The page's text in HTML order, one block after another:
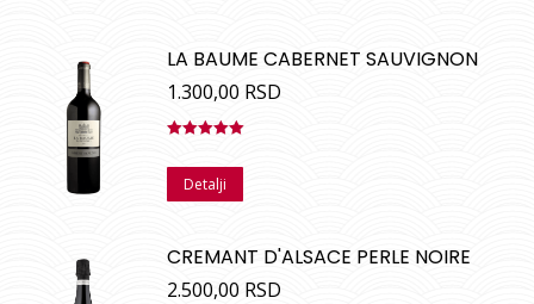
LA BAUME CABERNET SAUVIGNON
1.300,00 RSD
sa5.00od
Detalji
CREMANT D'ALSACE PERLE NOIRE
2.500,00 RSD